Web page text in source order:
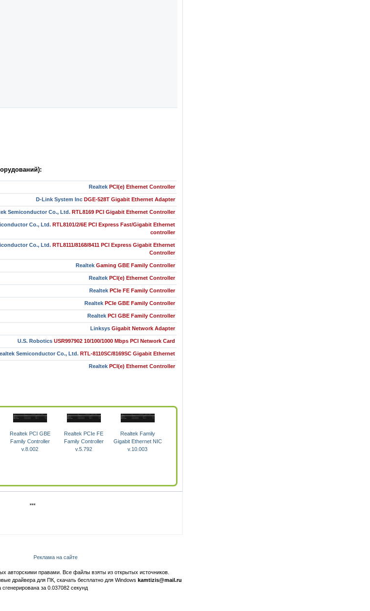
Realtek PCI(e) Ethernet Controller
D-Link System Inc DGE-528T Gigabit Ethernet Adapter
Semiconductor Co., Ltd. RTL8169 PCI Gigabit Ethernet Controller
Co., Ltd. RTL8101/2/6E PCI Express Fast/Gigabit Ethernet
controller
Co., Ltd. RTL8111/8168/8411 PCI Express Gigabit Ethernet
Controller
Realtek Gaming GBE Family Controller
Realtek PCI(e) Ethernet Controller
Realtek PCIe FE Family Controller
Realtek PCIe GBE Family Controller
Realtek PCI GBE Family Controller
Linksys Gigabit Network Adapter
U.S. Robotics USR997902 10/100/1000 Mbps PCI Network Card
Semiconductor Co., Ltd. RTL-8110SC/8169SC Gigabit Ethernet
Realtek PCI(e) Ethernet Controller
Realtek PCI GBE
Family Controller
v.8.002
Realtek PCIe FE
Family Controller
v.5.792
Realtek Family
Gigabit Ethernet NIC
v.10.003
***
Реклама на сайте
авторскими правами. Все файлы взяты из открытых источников.
драйвера для ПК, скачать бесплатно для Windows kamtizis@mail.ru
сгенерирована за 0.037082 секунд